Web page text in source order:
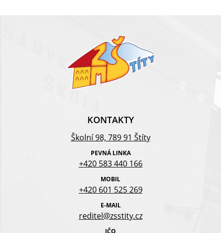
KONTAKTY
Školní 98, 789 91 Štíty
PEVNÁ LINKA
+420 583 440 166
MOBIL
+420 601 525 269
E-MAIL
reditel@zsstity.cz